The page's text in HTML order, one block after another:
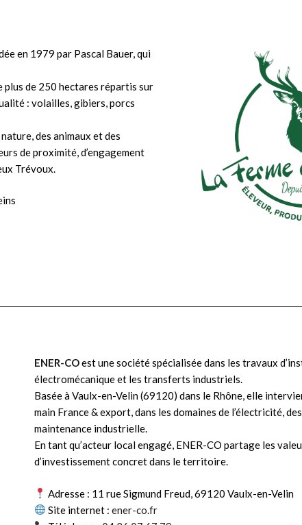
en 1979 par Pascal Bauer, qui
plus de 250 hectares répartis sur
: volailles, gibiers, porcs
des animaux et des
de proximité, d’engagement
Trévoux.
La
« En tant qu’acteur
pleinement les valeurs
formation des
Soutenir votre club
ENER-COest une société spécialisée dans les travaux
électromécanique et les transferts industriels.
Basée à Vaulx-en-Velin (69120) dans le Rhône, elle
main France & export, dans les domaines de l’électricité,
maintenance industrielle.
En tant qu’acteur local engagé, ENER-CO partage les
d’investissement concret dans le territoire.
Adresse : 11 rue Sigmund Freud, 69120 Vaulx-en-Velin
Site internet :ener-co.fr